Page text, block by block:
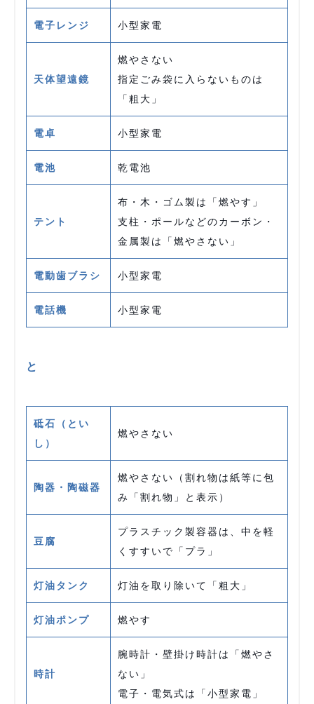
電子レンジ 小型家電
天体望遠鏡
燃やさない
指定ごみ袋に入らないものは
「粗大」
電卓 小型家電
電池 乾電池
テント
布・木・ゴム製は「燃やす」
支柱・ポールなどのカーボン・
金属製は「燃やさない」
電動歯ブラシ 小型家電
電話機 小型家電
と
砥石（とい
し）
燃やさない
陶器・陶磁器
燃やさない（割れ物は紙等に包
み「割れ物」と表示）
豆腐
プラスチック製容器は、中を軽
くすすいで「プラ」
灯油タンク 灯油を取り除いて「粗大」
灯油ポンプ 燃やす
時計
腕時計・壁掛け時計は「燃やさ
ない」
電子・電気式は「小型家電」